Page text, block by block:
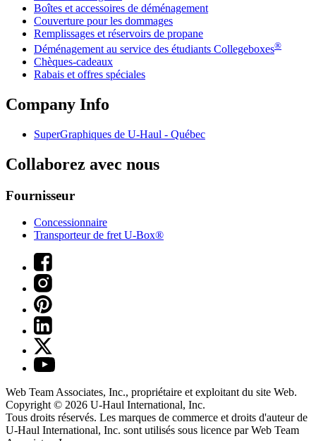
Boîtes et accessoires de déménagement
Couverture pour les dommages
Remplissages et réservoirs de propane
Déménagement au service des étudiants Collegeboxes®
Chèques-cadeaux
Rabais et offres spéciales
Company Info
SuperGraphiques de U-Haul - Québec
Collaborez avec nous
Fournisseur
Concessionnaire
Transporteur de fret U-Box®
Web Team Associates, Inc., propriétaire et exploitant du site Web.
Copyright © 2026 U-Haul International, Inc.
Tous droits réservés. Les marques de commerce et droits d'auteur de
U-Haul International, Inc. sont utilisés sous licence par Web Team